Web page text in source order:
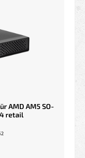
AMD AM5 SO-
retail